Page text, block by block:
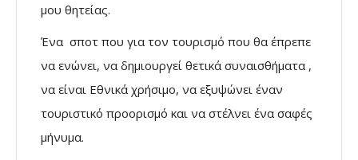
μου θητείας.
Ένα σποτ που για τον τουρισμό που θα έπρεπε
να ενώνει, να δημιουργεί θετικά συναισθήματα ,
να είναι Εθνικά χρήσιμο, να εξυψώνει έναν
τουριστικό προορισμό και να στέλνει ένα σαφές
μήνυμα.